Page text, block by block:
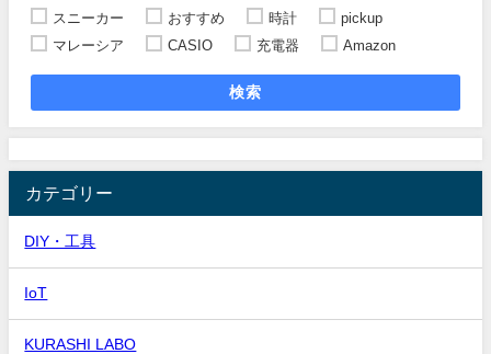
スニーカー
おすすめ 時計
pickup
マレーシア
CASIO 充電器 Amazon
検索
カテゴリー
DIY・工具
IoT
KURASHI LABO